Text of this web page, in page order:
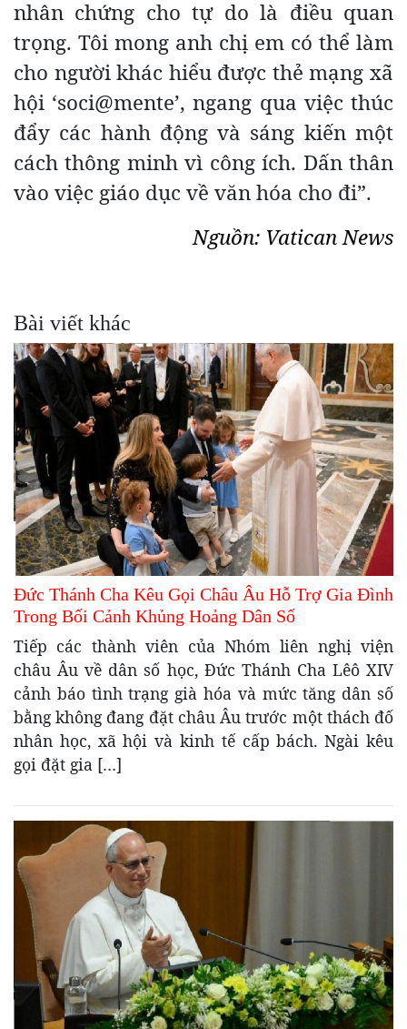
nhân chứng cho tự do là điều quan
trọng. Tôi mong anh chị em có thể làm
cho người khác hiểu được thẻ mạng xã
hội ‘soci@mente’, ngang qua việc thúc
đẩy các hành động và sáng kiến một
cách thông minh vì công ích. Dấn thân
vào việc giáo dục về văn hóa cho đi”.
Nguồn: Vatican News
Bài viết khác
Đức Thánh Cha Kêu Gọi Châu Âu Hỗ Trợ Gia Đình
Trong Bối Cảnh Khủng Hoảng Dân Số
Tiếp các thành viên của Nhóm liên nghị viện
châu Âu về dân số học, Đức Thánh Cha Lêô XIV
cảnh báo tình trạng già hóa và mức tăng dân số
bằng không đang đặt châu Âu trước một thách đố
nhân học, xã hội và kinh tế cấp bách. Ngài kêu
gọi đặt gia […]